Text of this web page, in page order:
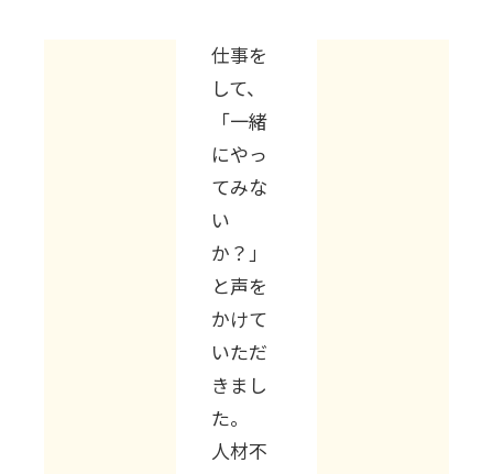
仕事を
して、
「一緒
にやっ
てみな
い
か？」
と声を
かけて
いただ
きまし
た。
人材不